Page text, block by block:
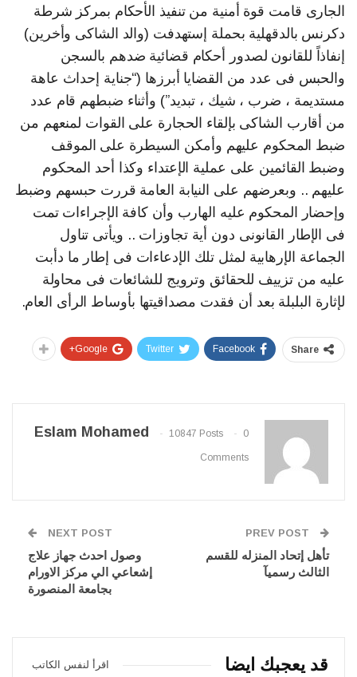
الجارى قامت قوة أمنية من تنفيذ الأحكام بمركز شرطة
دكرنس بالدقهلية بحملة إستهدفت (والد الشاكى وأخرين)
إنفاذاً للقانون لصدور أحكام قضائية ضدهم بالسجن
والحبس فى عدد من القضايا أبرزها (“جناية إحداث عاهة
مستديمة ، ضرب ، شيك ، تبديد”) وأثناء ضبطهم قام عدد
من أقارب الشاكى بإلقاء الحجارة على القوات لمنعهم من
ضبط المحكوم عليهم وأمكن السيطرة على الموقف
وضبط القائمين على عملية الإعتداء وكذا أحد المحكوم
عليهم .. وبعرضهم على النيابة العامة قررت حبسهم وضبط
وإحضار المحكوم عليه الهارب وأن كافة الإجراءات تمت
فى الإطار القانونى دون أية تجاوزات .. ويأتى تناول
الجماعة الإرهابية لمثل تلك الإدعاءات فى إطار ما دأبت
عليه من تزييف للحقائق وترويج للشائعات فى محاولة
لإثارة البلبلة بعد أن فقدت مصداقيتها بأوساط الرأى العام.
Share
Facebook
Twitter
Google+
Eslam Mohamed 10847 Posts 0
Comments
تأهل إتحاد المنزله للقسم
الثالث رسميآ
NEXT POST
وصول احدث جهاز علاج
إشعاعي الي مركز الاورام
بجامعة المنصورة
قد يعجبك ايضا اقرأ لنفس الكاتب